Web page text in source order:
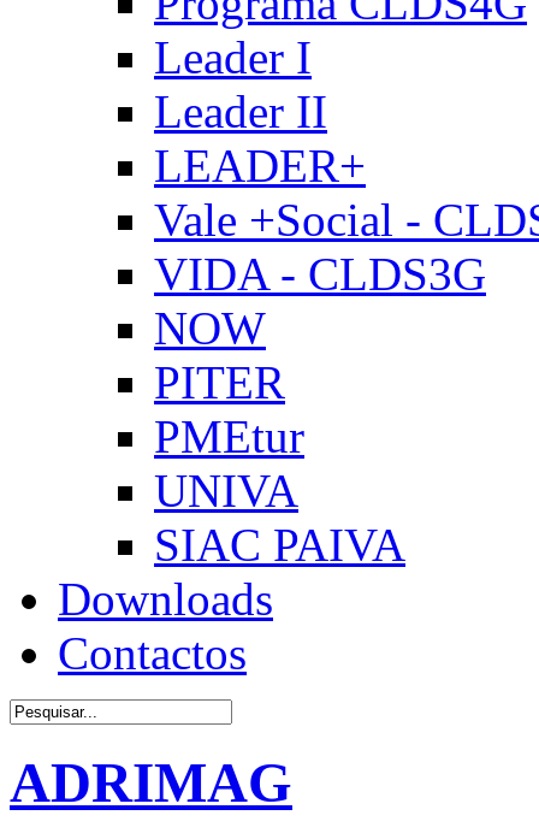
Leader I
Leader II
LEADER+
Vale +Social -
VIDA - CLDS3G
NOW
PITER
PMEtur
UNIVA
SIAC PAIVA
Downloads
Contactos
ADRIMAG